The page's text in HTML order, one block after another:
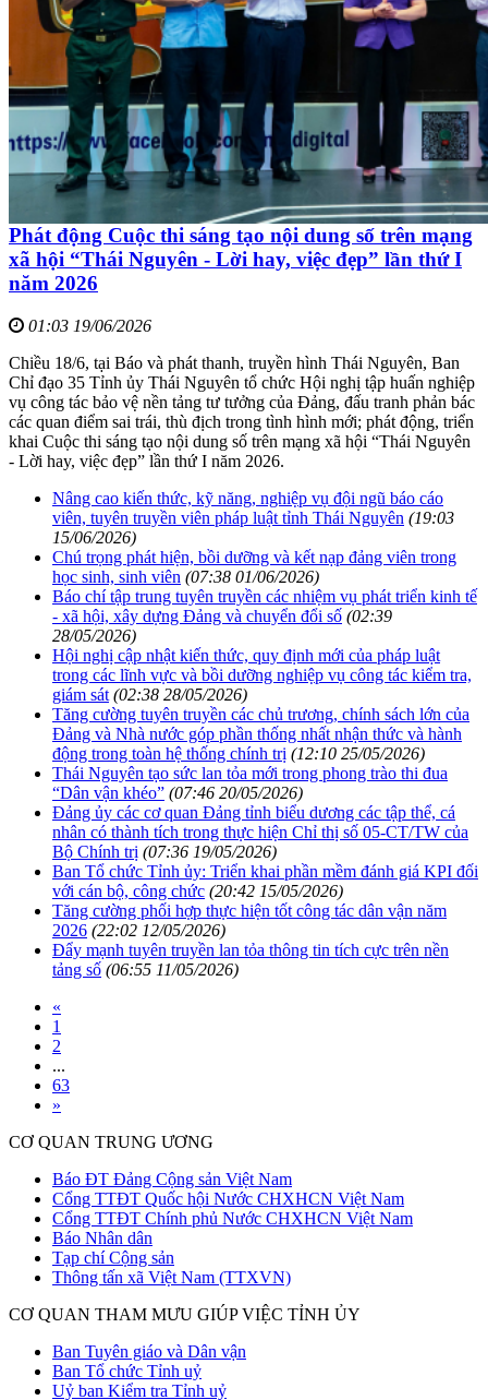
Phát động Cuộc thi sáng tạo nội dung số trên mạng
xã hội “Thái Nguyên - Lời hay, việc đẹp” lần thứ I
năm 2026
01:03 19/06/2026
Chiều 18/6, tại Báo và phát thanh, truyền hình Thái Nguyên, Ban
Chỉ đạo 35 Tỉnh ủy Thái Nguyên tổ chức Hội nghị tập huấn nghiệp
vụ công tác bảo vệ nền tảng tư tưởng của Đảng, đấu tranh phản bác
các quan điểm sai trái, thù địch trong tình hình mới; phát động, triển
khai Cuộc thi sáng tạo nội dung số trên mạng xã hội “Thái Nguyên
- Lời hay, việc đẹp” lần thứ I năm 2026.
Nâng cao kiến thức, kỹ năng, nghiệp vụ đội ngũ báo cáo
viên, tuyên truyền viên pháp luật tỉnh Thái Nguyên (19:03
15/06/2026)
Chú trọng phát hiện, bồi dưỡng và kết nạp đảng viên trong
học sinh, sinh viên (07:38 01/06/2026)
Báo chí tập trung tuyên truyền các nhiệm vụ phát triển kinh tế
- xã hội, xây dựng Đảng và chuyển đổi số (02:39
28/05/2026)
Hội nghị cập nhật kiến thức, quy định mới của pháp luật
trong các lĩnh vực và bồi dưỡng nghiệp vụ công tác kiểm tra,
giám sát (02:38 28/05/2026)
Tăng cường tuyên truyền các chủ trương, chính sách lớn của
Đảng và Nhà nước góp phần thống nhất nhận thức và hành
động trong toàn hệ thống chính trị (12:10 25/05/2026)
Thái Nguyên tạo sức lan tỏa mới trong phong trào thi đua
“Dân vận khéo” (07:46 20/05/2026)
Đảng ủy các cơ quan Đảng tỉnh biểu dương các tập thể, cá
nhân có thành tích trong thực hiện Chỉ thị số 05-CT/TW của
Bộ Chính trị (07:36 19/05/2026)
Ban Tổ chức Tỉnh ủy: Triển khai phần mềm đánh giá KPI đối
với cán bộ, công chức (20:42 15/05/2026)
Tăng cường phối hợp thực hiện tốt công tác dân vận năm
2026 (22:02 12/05/2026)
Đẩy mạnh tuyên truyền lan tỏa thông tin tích cực trên nền
tảng số (06:55 11/05/2026)
«
1
2
...
63
»
CƠ QUAN TRUNG ƯƠNG
Báo ĐT Đảng Cộng sản Việt Nam
Cổng TTĐT Quốc hội Nước CHXHCN Việt Nam
Cổng TTĐT Chính phủ Nước CHXHCN Việt Nam
Báo Nhân dân
Tạp chí Cộng sản
Thông tấn xã Việt Nam (TTXVN)
CƠ QUAN THAM MƯU GIÚP VIỆC TỈNH ỦY
Ban Tuyên giáo và Dân vận
Ban Tổ chức Tỉnh uỷ
Uỷ ban Kiểm tra Tỉnh uỷ